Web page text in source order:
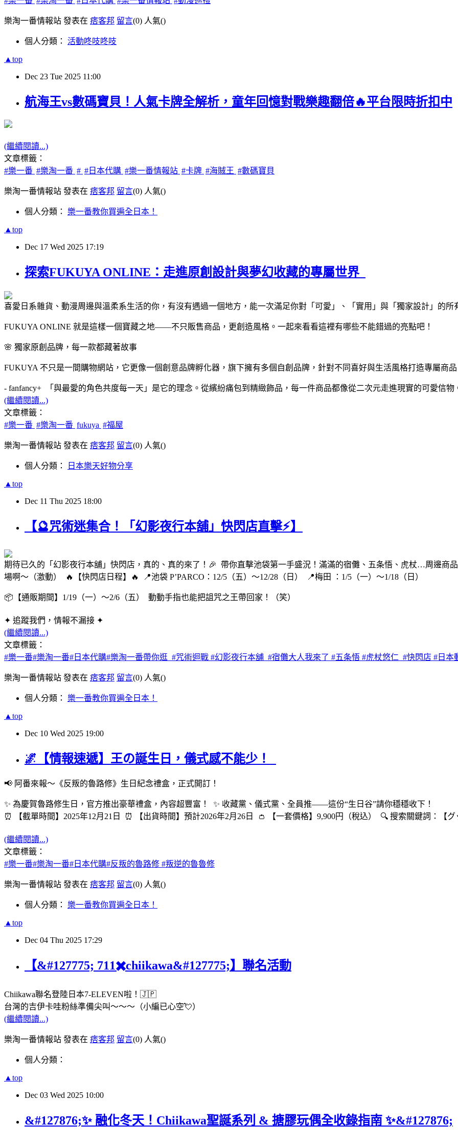
樂淘一番情報站 發表在 痞客邦 留言(0) 人氣()
個人分類： 活動咚吱咚吱
▲top
Dec 23 Tue 2025 11:00
航海王vs數碼寶貝！人氣卡牌全解析，童年回憶對戰樂趣翻倍🔥平台限時折扣中
(繼續閱讀...)
文章標籤：
#樂一番 #樂淘一番 # #日本代購 #樂一番情報站 #卡牌 #海賊王 #數碼寶貝
樂淘一番情報站 發表在 痞客邦 留言(0) 人氣()
個人分類： 樂一番教你買遍全日本！
▲top
Dec 17 Wed 2025 17:19
探索FUKUYA ONLINE：走進原創設計與夢幻收藏的專屬世界
喜愛日系雜貨、動漫周邊與溫柔系生活的你，有沒有遇過一個地方，能一次滿足你對「可愛」、「實用」與「獨家設計」的所
FUKUYA ONLINE 就是這樣一個寶藏之地——不只販售商品，更創造風格。一起來看看這裡有哪些不能錯過的亮點吧！
🌸 獨家原創品牌，每一款都藏著故事
FUKUYA 不只是一間購物網站，它更像一個創意品牌孵化器，旗下擁有多個自創品牌，針對不同喜好與生活風格打造專屬商品
- fanfancy+ 「與最愛的角色共度每一天」是它的理念。從繽紛痛包到精緻飾品，每一件商品都像從二次元走進現實的可愛信物
(繼續閱讀...)
文章標籤：
#樂一番 #樂淘一番 fukuya #福屋
樂淘一番情報站 發表在 痞客邦 留言(0) 人氣()
個人分類： 日本樂天好物分享
▲top
Dec 11 Thu 2025 18:00
【🔮咒術迷集合！「幻影夜行本舖」快閃店直擊⚡️】
期待已久的「幻影夜行本舖」快閃店，真的、真的來了！🎉 帶你直擊池袋第一手盛況！滿滿的宿儺、五条悟、虎杖…周邊商
場啊～（激動） 🔥【快閃店日程】🔥 📍池袋 P’PARCO：12/5（五）～12/28（日） 📍梅田 ：1/5（一）～1/18（日）
📦【通販期間】1/19（一）～2/6（五） 動動手指也能把詛咒之王帶回家！（笑）
✦ 追蹤我們，情報不漏接 ✦
(繼續閱讀...)
文章標籤：
#樂一番#樂淘一番#日本代購#樂淘一番帶你逛 #咒術迴戰 #幻影夜行本舖 #宿儺大人我來了 #五条悟 #虎杖悠仁 #快閃店 #日本
樂淘一番情報站 發表在 痞客邦 留言(0) 人氣()
個人分類： 樂一番教你買遍全日本！
▲top
Dec 10 Wed 2025 19:00
🌌【情報速遞】王の誕生日，儀式感不能少！
📢 阿番來報～《反叛的魯路修》生日紀念禮盒，正式開訂！
✨ 為慶賀魯路修生日，官方推出豪華禮盒，內容超豐富！ ✨ 收藏黨、儀式黨、全員推——這份“生日谷”請你穩穩收下！
⏰ 【截單時間】2025年12月21日 ⏰ 【出貨時間】預計2026年2月26日 👛 【一套價格】9,900円（稅込） 🔍 搜索關鍵詞：【
(繼續閱讀...)
文章標籤：
#樂一番#樂淘一番#日本代購#反叛的魯路修 #叛逆的魯魯修
樂淘一番情報站 發表在 痞客邦 留言(0) 人氣()
個人分類： 樂一番教你買遍全日本！
▲top
Dec 04 Thu 2025 17:29
【&#127775; 711✖️chiikawa&#127775;】聯名活動
Chiikawa聯名登陸日本7-ELEVEN啦！🇯🇵
台灣的吉伊卡哇粉絲準備尖叫～～～（小編已心空💘）
(繼續閱讀...)
樂淘一番情報站 發表在 痞客邦 留言(0) 人氣()
個人分類：
▲top
Dec 03 Wed 2025 10:00
&#127876;✨ 融化冬天！Chiikawa聖誕系列 & 搪膠玩偶全收錄指南 ✨&#127876;